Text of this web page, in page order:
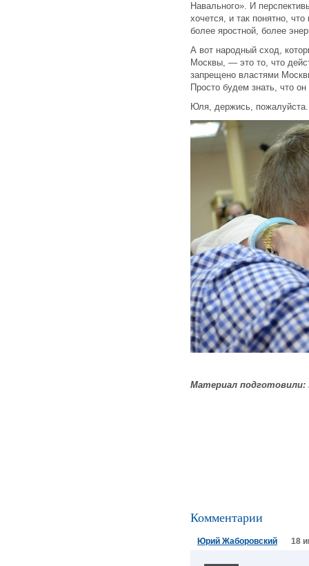
Навального». И
хочется, и так понятно,
более яростной, более
А вот народный сход,
Москвы, — это то, что
запрещено властями
Просто будем знать, что он
Юля, держись,
Материал подготовили:
Комментарии
Юрий Жаборовский 18